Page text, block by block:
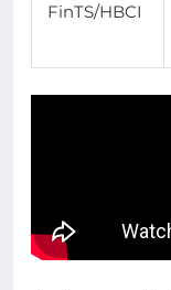
FinTS/HBCI